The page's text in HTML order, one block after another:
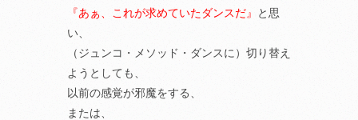
『あぁ、これが求めていたダンスだ』
と思
い、
（ジュンコ・メソッド・ダンスに）切り替え
ようとしても、
以前の感覚が邪魔をする、
または、